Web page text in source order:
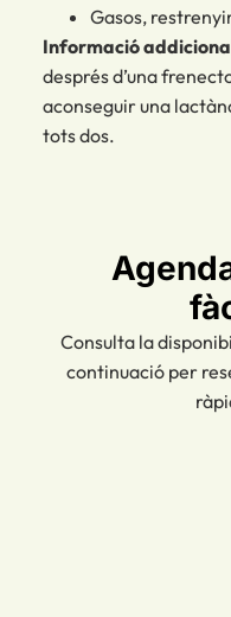
Gasos,
Informació
després d’una
aconseguir una
tots dos.
Consulta la
continuació per